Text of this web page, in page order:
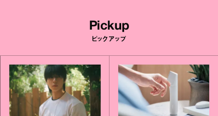
Pickup
ピックアップ